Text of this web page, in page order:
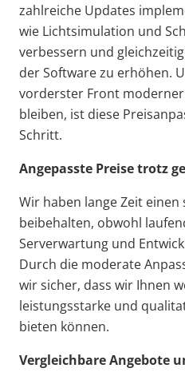
zahlreiche Updates
wie Lichtsimulation und
verbessern und
der Software zu erhöhen.
vorderster Front
bleiben, ist diese
Schritt.
Angepasste Preise trotz
Wir haben lange Zeit einen
beibehalten, obwohl
Serverwartung und
Durch die moderate
wir sicher, dass wir Ihnen
leistungsstarke und
bieten können.
Vergleichbare Angebote